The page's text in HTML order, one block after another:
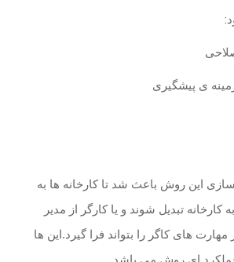
:
ی پیشگیری
سازی این روش باعث شد تا کارخانه ها به
کارخانه تبدیل شوند و یا کارگر از مدیر
های کاگر را بتواند فرا گیرد.این ها